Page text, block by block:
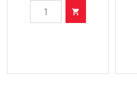
SONAX
Čistač
količina